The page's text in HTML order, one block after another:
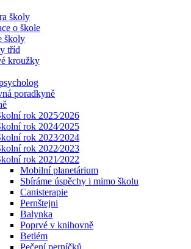
školy
o škole
školy
tříd
kroužky
poradkyně
rok 2025⁄2026
rok 2024⁄2025
rok 2023⁄2024
rok 2022⁄2023
rok 2021⁄2022
Mobilní planetárium
Sbíráme úspěchy i mimo školu
Canisterapie
Pernštejni
Balynka
Poprvé v knihovně
Betlém
Pečení perníčků